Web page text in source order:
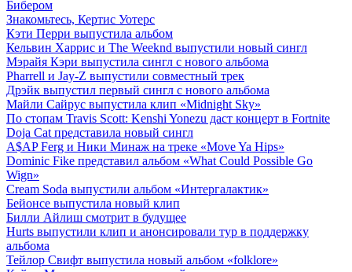
Бибером
Знакомьтесь, Кертис Уотерс
Кэти Перри выпустила альбом
Кельвин Харрис и The Weeknd выпустили новый сингл
Мэрайя Кэри выпустила сингл с нового альбома
Pharrell и Jay-Z выпустили совместный трек
Дрэйк выпустил первый сингл с нового альбома
Майли Сайрус выпустила клип «Midnight Sky»
По стопам Travis Scott: Kenshi Yonezu даст концерт в Fortnite
Doja Cat представила новый сингл
A$AP Ferg и Ники Минаж на треке «Move Ya Hips»
Dominic Fike представил альбом «What Could Possible Go
Wign»
Cream Soda выпустили альбом «Интергалактик»
Бейонсе выпустила новый клип
Билли Айлиш смотрит в будущее
Hurts выпустили клип и анонсировали тур в поддержку
альбома
Тейлор Свифт выпустила новый альбом «folklore»